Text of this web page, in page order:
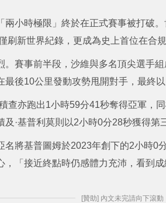
兩小時極限」終於在正式賽事被打破
刷新世界紀錄，更成為史上首位在合
。賽事前半段，沙維與多名頂尖選手
最後10公里發動攻勢甩開對手，最終
查亦跑出1小時59分41秒奪得亞軍，
·基普利莫則以2小時0分28秒獲得第
名將基普圖姆於2023年創下的2小時0
，「接近終點時仍感體力充沛，看到成
[贊助] 內文未完請向下滾動